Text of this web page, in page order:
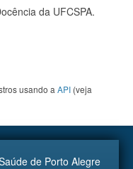
da UFCSPA.
usando a API (veja
de Porto Alegre